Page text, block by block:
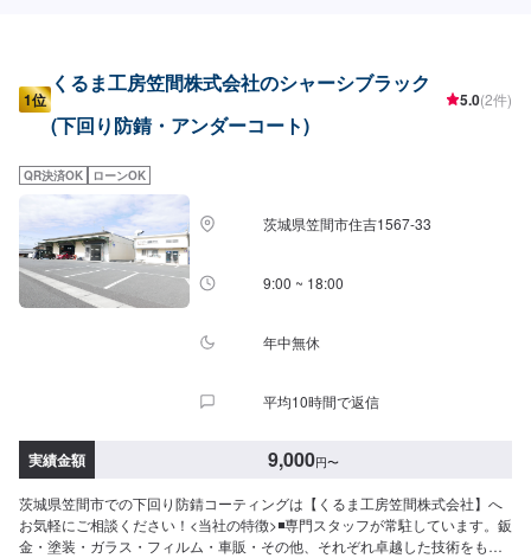
1位
くるま工房笠間株式会社のシャーシブラック
(下回り防錆・アンダーコート)
5.0(2件)
QR決済OK ローンOK
茨城県笠間市住吉1567-33
9:00 ~ 18:00
年中無休
平均10時間で返信
実績金額 9,000円〜
茨城県笠間市での下回り防錆コーティングは【くるま工房笠間株式会社】へ
お気軽にご相談ください！<当社の特徴>◾専門スタッフが常駐しています。鈑
金・塗装・ガラス・フィルム・車販・その他、それぞれ卓越した技術をもつ